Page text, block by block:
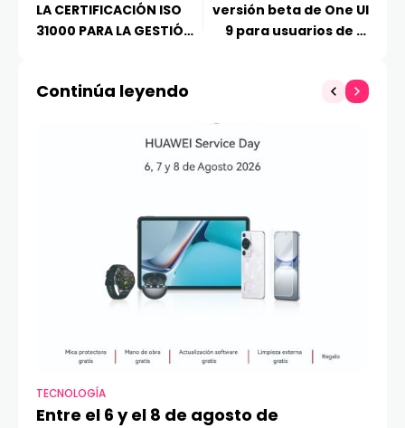
LA CERTIFICACIÓN ISO
31000 PARA LA GESTIÓN
ACTIVIDADES DE
Y CIBERSEGURIDAD
versión beta de One UI
9 para usuarios de la
Continúa leyendo
TECNOLOGÍA
Entre el 6 y el 8 de agosto de